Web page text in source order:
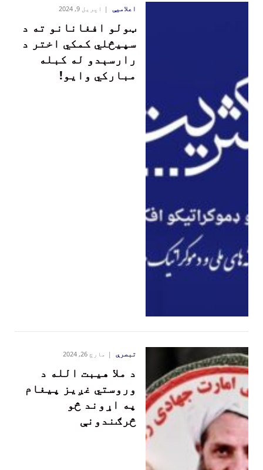
اعلامیې اپریل 9, 2024
ټولو افغانانو ته د
سپیڅلي کمکي اختر د
رارسېدو له کبله
مبارکي وایو!
تبصرې مارچ 26, 2024
د ملا هیبت الله د
وروستي غږیز پیغام
په اړوند څو
څرګندونې